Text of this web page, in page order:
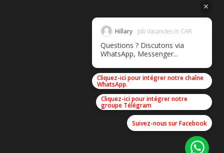
Hillary Job Vacancies in CAR
Questions ? Discutons via
WhatsApp, Messenger...
Cliquez-ici pour intégrer notre chaîne
WhatsApp.
Cliquez-ici pour intégrer notre
groupe Télégram
Suivez-nous sur Facebook